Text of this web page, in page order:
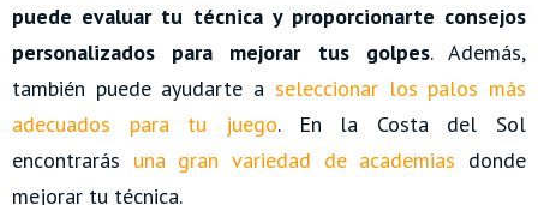
puede evaluar tu técnica y proporcionarte consejos
personalizados para mejorar tus golpes. Además,
también puede ayudarte a seleccionar los palos más
adecuados para tu juego. En la Costa del Sol
encontrarás una gran variedad de academias donde
mejorar tu técnica.